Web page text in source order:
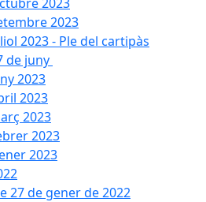
2023
2023 - Ple del cartipàs
de juny
2023
2023
2023
2023
2023
27 de gener de 2022